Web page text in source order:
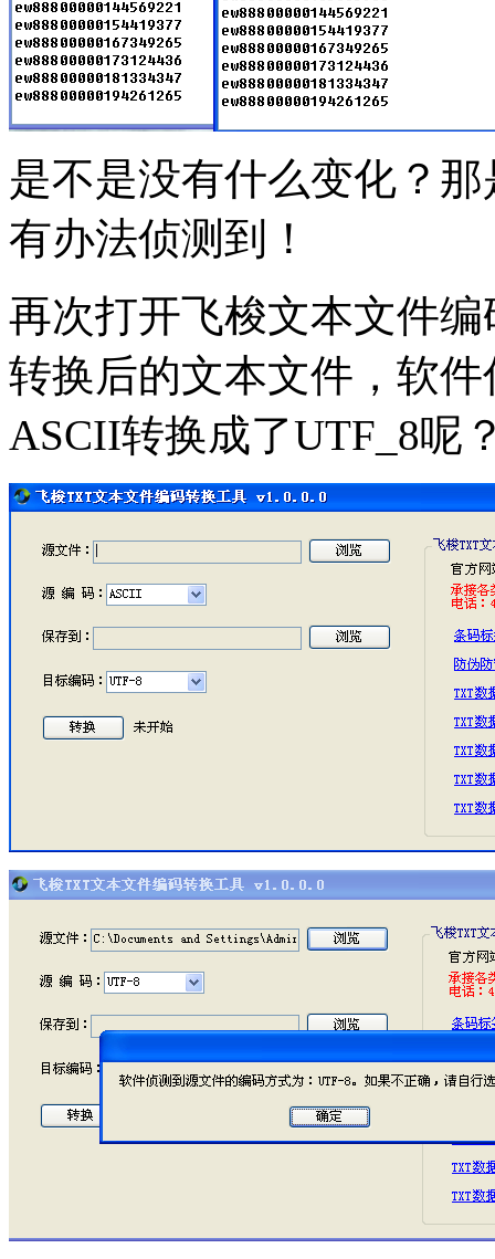
是不是没有什么变化？
有办法侦测到！
再次打开飞梭文本文件
转换后的文本文件，软
ASCII转换成了UTF_8呢